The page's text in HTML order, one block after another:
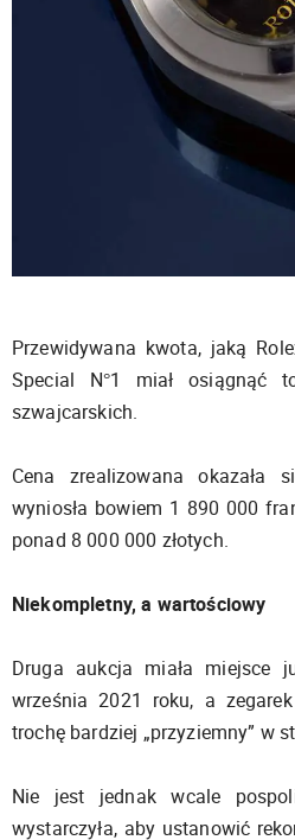
Przewidywana kwota, jaką
Special N°1 miał osiągnąć
szwajcarskich.
Cena zrealizowana okazała
wyniosła bowiem 1 890 000
ponad 8 000 000 złotych.
Niekompletny, a wartościowy
Druga aukcja miała
września 2021 roku, a
trochę bardziej „przyziemny” w
Nie jest jednak wcale
wystarczyła, aby ustanowić